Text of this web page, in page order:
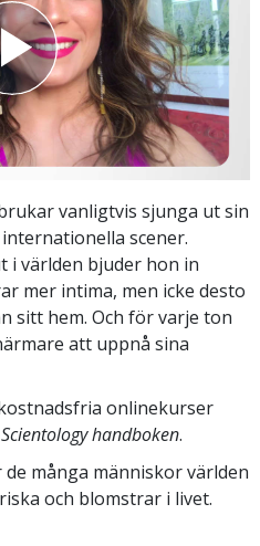
vanligtvis sjunga ut sin
scener.
i världen bjuder hon in
mer intima, men icke desto
sitt hem. Och för varje ton
att uppnå sina
onlinekurser
Scientology handboken.
de många människor världen
och blomstrar i livet.